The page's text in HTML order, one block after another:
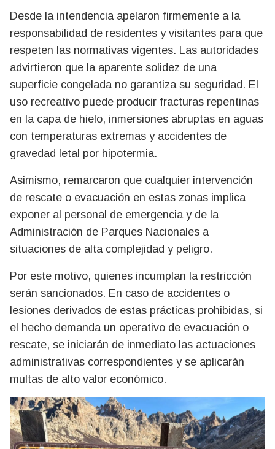
Desde la intendencia apelaron firmemente a la
responsabilidad de residentes y visitantes para que
respeten las normativas vigentes. Las autoridades
advirtieron que la aparente solidez de una
superficie congelada no garantiza su seguridad. El
uso recreativo puede producir fracturas repentinas
en la capa de hielo, inmersiones abruptas en aguas
con temperaturas extremas y accidentes de
gravedad letal por hipotermia.
Asimismo, remarcaron que cualquier intervención
de rescate o evacuación en estas zonas implica
exponer al personal de emergencia y de la
Administración de Parques Nacionales a
situaciones de alta complejidad y peligro.
Por este motivo, quienes incumplan la restricción
serán sancionados. En caso de accidentes o
lesiones derivados de estas prácticas prohibidas, si
el hecho demanda un operativo de evacuación o
rescate, se iniciarán de inmediato las actuaciones
administrativas correspondientes y se aplicarán
multas de alto valor económico.